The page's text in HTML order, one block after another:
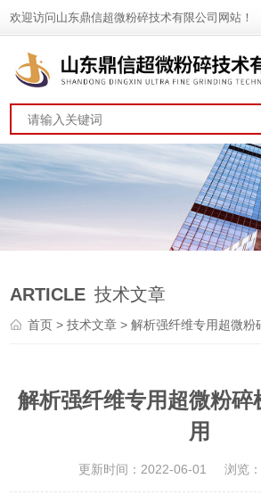
欢迎访问山东鼎信超微粉碎技术有限公司网站！
ARTICLE 技术文章
首页 >技术文章 > 解析强纤维专用超微粉碎机
解析强纤维专用超微粉碎
用
更新时间：2022-06-01 浏览